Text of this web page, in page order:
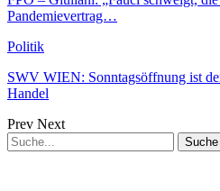
Pandemievertrag…
Politik
SWV WIEN: Sonntagsöffnung ist
Handel
Prev Next